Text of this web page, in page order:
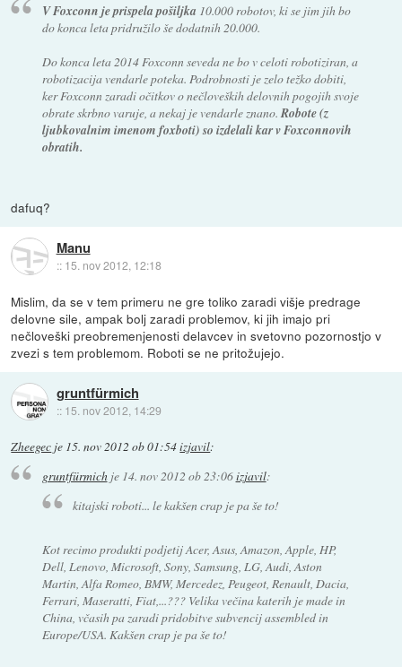
V Foxconn je prispela pošiljka 10.000 robotov, ki se jim jih bo
do konca leta pridružilo še dodatnih 20.000.
Do konca leta 2014 Foxconn seveda ne bo v celoti robotiziran, a
robotizacija vendarle poteka. Podrobnosti je zelo težko dobiti,
ker Foxconn zaradi očitkov o nečloveških delovnih pogojih svoje
obrate skrbno varuje, a nekaj je vendarle znano. Robote (z
ljubkovalnim imenom foxboti) so izdelali kar v Foxconnovih
obratih.
dafuq?
Manu
:: 15. nov 2012, 12:18
Mislim, da se v tem primeru ne gre toliko zaradi višje predrage
delovne sile, ampak bolj zaradi problemov, ki jih imajo pri
nečloveški preobremenjenosti delavcev in svetovno pozornostjo v
zvezi s tem problemom. Roboti se ne pritožujejo.
gruntfürmich
:: 15. nov 2012, 14:29
Zheegec je 15. nov 2012 ob 01:54izjavil:
gruntfürmichje 14. nov 2012 ob 23:06izjavil:
kitajski roboti... le kakšen crap je pa še to!
Kot recimo produkti podjetij Acer, Asus, Amazon, Apple, HP,
Dell, Lenovo, Microsoft, Sony, Samsung, LG, Audi, Aston
Martin, Alfa Romeo, BMW, Mercedez, Peugeot, Renault, Dacia,
Ferrari, Maseratti, Fiat,...??? Velika večina katerih je made in
China, včasih pa zaradi pridobitve subvencij assembled in
Europe/USA. Kakšen crap je pa še to!